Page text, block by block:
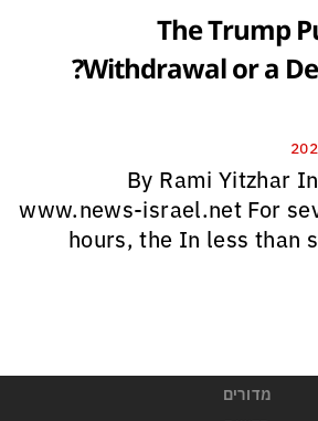
מצר הורמוז – אם טראמפ יאשר המלחמה תסתיים
מי היה מאמין שבאר שבע תנצח את הכוכב האדום?
להורג לכלי ההרתעה המרכזי של המשטר האיראני
פגישת ״כיפה אדומה״ לנתניהו בנושא עזה
The Trump
Withdrawal or a
By Rami Yitzhar
www.news-israel.net For
hours, the In less than
מדורים